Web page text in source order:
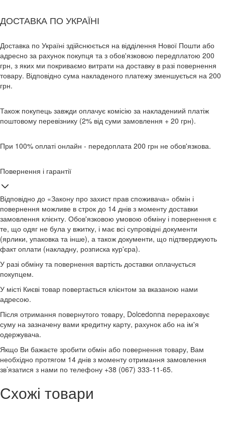
ДОСТАВКА ПО УКРАЇНІ
Доставка по Україні здійснюється на відділення Нової Пошти або
адресно за рахунок покупця та з обов'язковою передплатою 200
грн, з яких ми покриваємо витрати на доставку в разі повернення
товару. Відповідно сума накладеного платежу зменшується на 200
грн.
Також покупець завжди оплачує комісію за накладениий платіж
поштовому перевізнику (2% від суми замовлення + 20 грн).
При 100% оплаті онлайн - передоплата 200 грн не обов'язкова.
Повернення і гарантії
Відповідно до «Закону про захист прав споживача» обмін і
повернення можливе в строк до 14 днів з моменту доставки
замовлення клієнту. Обов'язковою умовою обміну і повернення є
те, що одяг не була у вжитку, і має всі супровідні документи
(ярлики, упаковка та інше), а також документи, що підтверджують
факт оплати (накладну, розписка кур'єра).
У разі обміну та повернення вартість доставки оплачується
покупцем.
У місті Києві товар повертається клієнтом за вказаною нами
адресою.
Після отримання повернутого товару, Dolcedonna перераховує
суму на зазначену вами кредитну карту, рахунок або на ім'я
одержувача.
Якщо Ви бажаєте зробити обмін або повернення товару, Вам
необхідно протягом 14 днів з моменту отримання замовлення
зв’язатися з нами по телефону +38 (067) 333-11-65.
Схожі товари